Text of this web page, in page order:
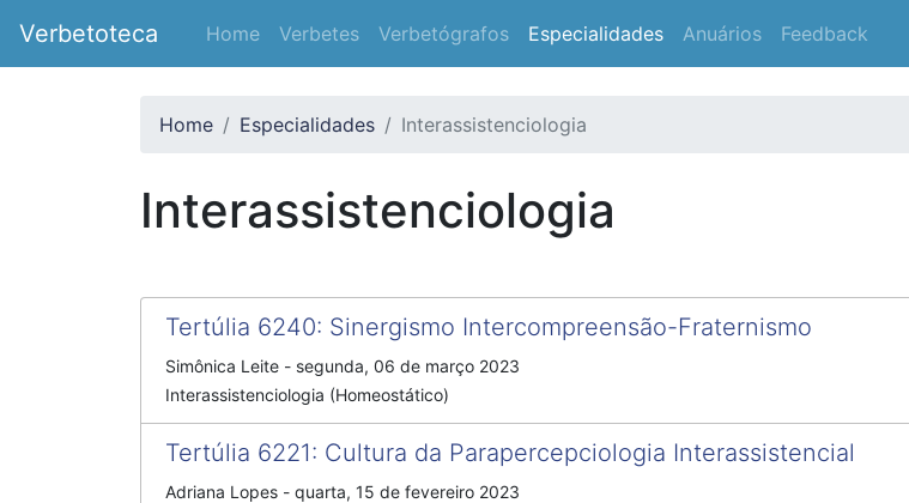
Verbetoteca Home Verbetes Verbetógrafos Especialidades Anuários Feedback
Home Especialidades Interassistenciologia
Interassistenciologia
Tertúlia 6240: Sinergismo Intercompreensão-Fraternismo
Simônica Leite - segunda, 06 de março 2023
Interassistenciologia (Homeostático)
Tertúlia 6221: Cultura da Parapercepciologia Interassistencial
Adriana Lopes - quarta, 15 de fevereiro 2023